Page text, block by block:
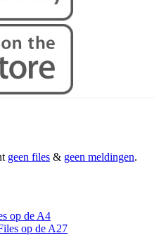
geen files & geen meldingen.
op de A4
op de A27